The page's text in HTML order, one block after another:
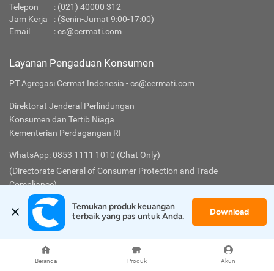
Beranda Produk Akun
Telepon : (021) 40000 312
Jam Kerja
: (Senin-Jumat 9:00-17:00)
Email
:cs@cermati.com
Layanan Pengaduan Konsumen
PT Agregasi Cermat Indonesia - cs@cermati.com
Direktorat Jenderal Perlindungan
Konsumen dan Tertib Niaga
Kementerian Perdagangan RI
WhatsApp: 0853 1111 1010 (Chat Only)
(Directorate General of Consumer Protection and Trade
Compliance)
Cermati
Tentang Kami
Temukan produk keuangan
terbaik yang pas untuk Anda.
Download